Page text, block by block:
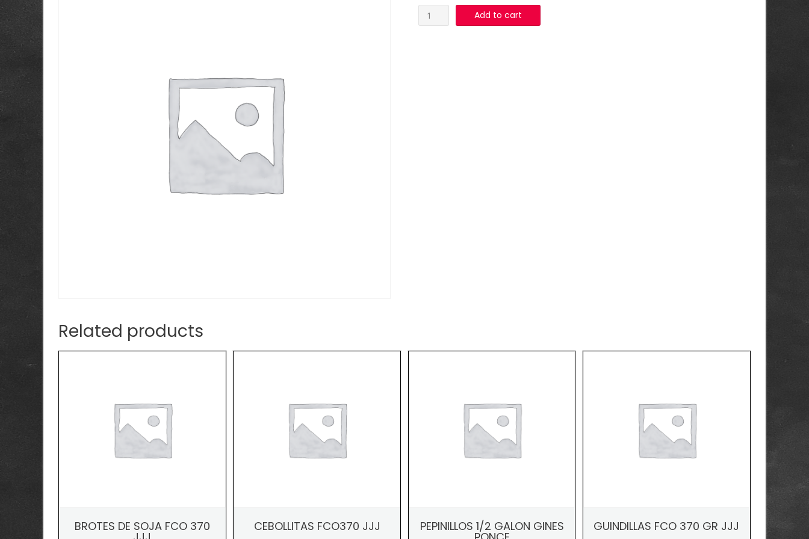
PEPINILLOS
FCO370
Add to cart
Related products
BROTES DE SOJA FCO 370 CEBOLLITAS FCO370 JJJ PEPINILLOS 1/2 GALON GINES GUINDILLAS FCO 370 GR JJJ